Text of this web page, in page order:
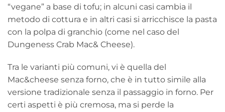
“vegane” a base di tofu; in alcuni casi cambia il
metodo di cottura e in altri casi si arricchisce la pasta
con la polpa di granchio (come nel caso del
Dungeness Crab Mac& Cheese).
Tra le varianti più comuni, vi è quella del
Mac&cheese senza forno, che è in tutto simile alla
versione tradizionale senza il passaggio in forno. Per
certi aspetti è più cremosa, ma si perde la